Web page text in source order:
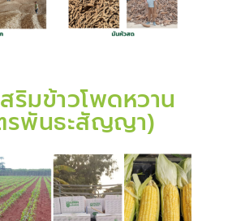
ริมข้าวโพดหวาน
รพันธะสัญญา)